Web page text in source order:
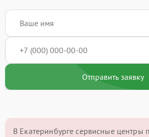
Отправить заявку
В Екатеринбурге сервисные центры